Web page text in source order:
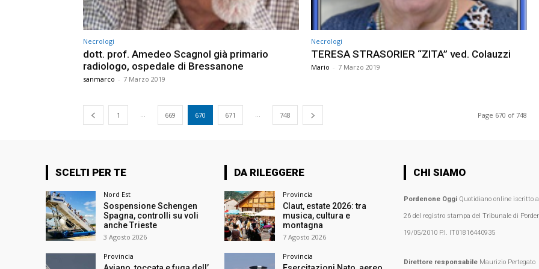
Necrologi
dott. prof. Amedeo Scagnol già primario
radiologo, ospedale di Bressanone
sanmarco - 7 Marzo 2019
Necrologi
TERESA STRASORIER “ZITA” ved. Colauzzi
Mario - 7 Marzo 2019
1 669 670 671 748 Page 670 of 748
SCELTI PER TE
Nord Est
Sospensione Schengen
Spagna, controlli su voli
anche Trieste
3 Agosto 2026
Provincia
DA RILEGGERE
Provincia
Claut, estate 2026: tra
musica, cultura e
montagna
7 Agosto 2026
Provincia
CHI SIAMO
Pordenone OggiQuotidiano online iscritto
26 del registro stampa del Tribunale di
19/05/2010 P.I. IT01816440935
Direttore responsabileMaurizio Pertegato